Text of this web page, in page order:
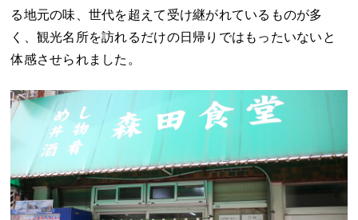
る地元の味、世代を超えて受け継がれているものが多
く、観光名所を訪れるだけの日帰りではもったいないと
体感させられました。